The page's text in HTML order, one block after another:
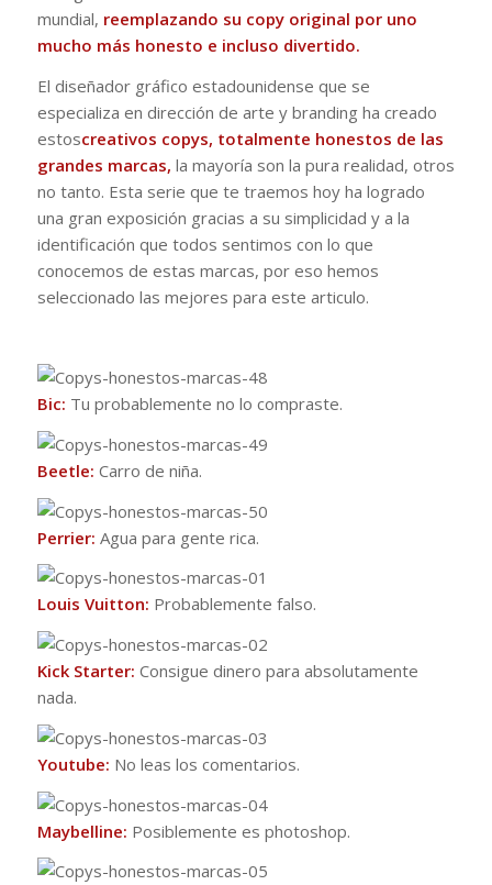
mundial, reemplazando su copy original por uno
mucho más honesto e incluso divertido.
El diseñador gráfico estadounidense que se
especializa en dirección de arte y branding ha creado
estoscreativos copys, totalmente honestos de las
grandes marcas, la mayoría son la pura realidad, otros
no tanto. Esta serie que te traemos hoy ha logrado
una gran exposición gracias a su simplicidad y a la
identificación que todos sentimos con lo que
conocemos de estas marcas, por eso hemos
seleccionado las mejores para este articulo.
Bic: Tu probablemente no lo compraste.
Beetle: Carro de niña.
Perrier: Agua para gente rica.
Louis Vuitton: Probablemente falso.
Kick Starter: Consigue dinero para absolutamente
nada.
Youtube: No leas los comentarios.
Maybelline: Posiblemente es photoshop.